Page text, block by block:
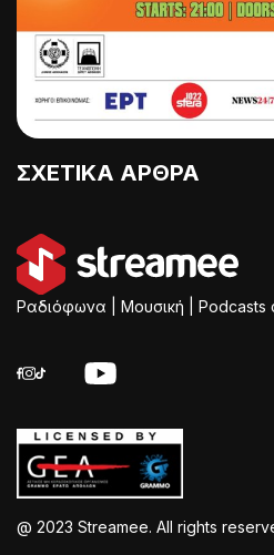
ΣΧΕΤΙΚΑ ΑΡΘΡΑ
Ραδιόφωνα | Μουσική | Podcasts
@ 2023 Streamee. All rights